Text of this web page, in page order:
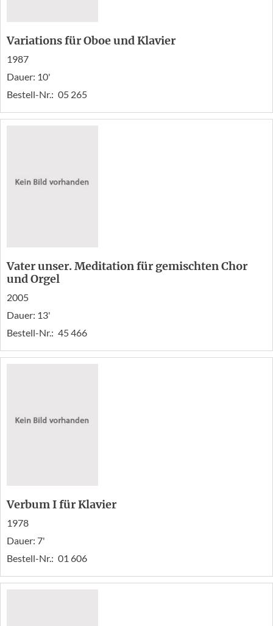
Variations für Oboe und Klavier
1987
Dauer: 10'
Bestell-Nr.: 05 265
Vater unser. Meditation für gemischten Chor
und Orgel
2005
Dauer: 13'
Bestell-Nr.: 45 466
Verbum I für Klavier
1978
Dauer: 7'
Bestell-Nr.: 01 606